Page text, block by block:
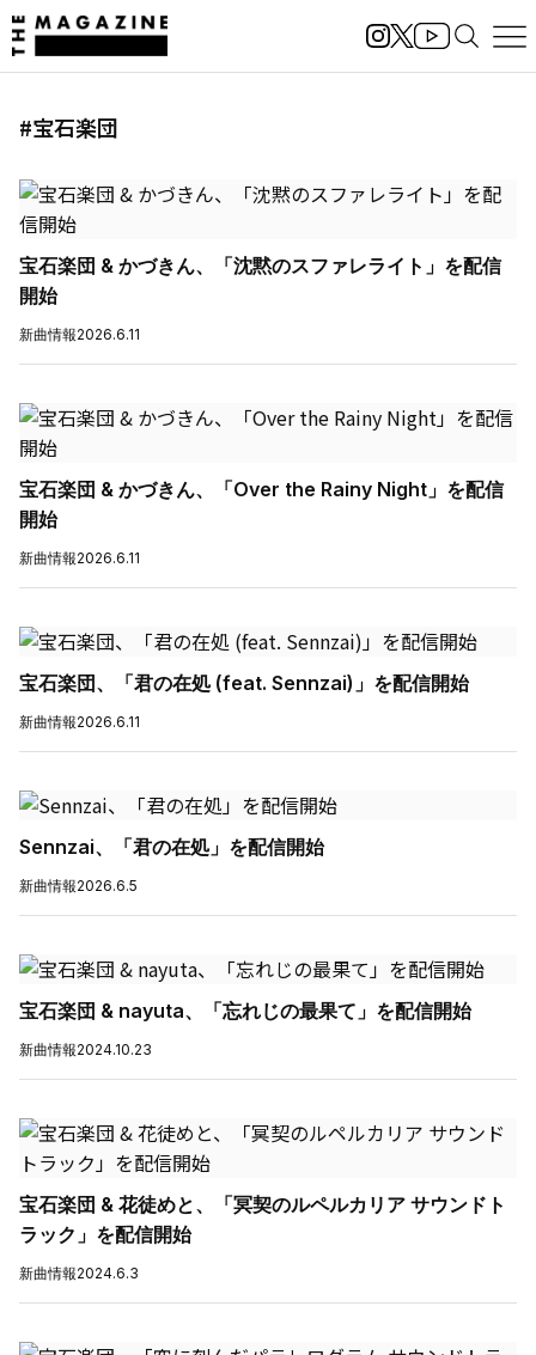
#宝石楽団
宝石楽団 & かづきん、「沈黙のスファレライト」を配信
開始
新曲情報2026.6.11
宝石楽団 & かづきん、「Over the Rainy Night」を配信
開始
新曲情報2026.6.11
宝石楽団、「君の在処 (feat. Sennzai)」を配信開始
新曲情報2026.6.11
Sennzai、「君の在処」を配信開始
新曲情報2026.6.5
宝石楽団 & nayuta、「忘れじの最果て」を配信開始
新曲情報2024.10.23
宝石楽団 & 花徒めと、「冥契のルペルカリア サウンドト
ラック」を配信開始
新曲情報2024.6.3